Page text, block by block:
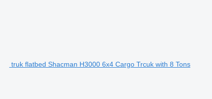
truk flatbed Shacman H3000 6x4 Cargo Trcuk with 8 Tons